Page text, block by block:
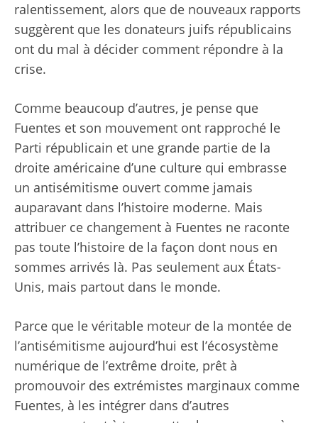
ralentissement, alors que de nouveaux rapports
suggèrent que les donateurs juifs républicains
ont du mal à décider comment répondre à la
crise.
Comme beaucoup d’autres, je pense que
Fuentes et son mouvement ont rapproché le
Parti républicain et une grande partie de la
droite américaine d’une culture qui embrasse
un antisémitisme ouvert comme jamais
auparavant dans l’histoire moderne. Mais
attribuer ce changement à Fuentes ne raconte
pas toute l’histoire de la façon dont nous en
sommes arrivés là. Pas seulement aux États-
Unis, mais partout dans le monde.
Parce que le véritable moteur de la montée de
l’antisémitisme aujourd’hui est l’écosystème
numérique de l’extrême droite, prêt à
promouvoir des extrémistes marginaux comme
Fuentes, à les intégrer dans d’autres